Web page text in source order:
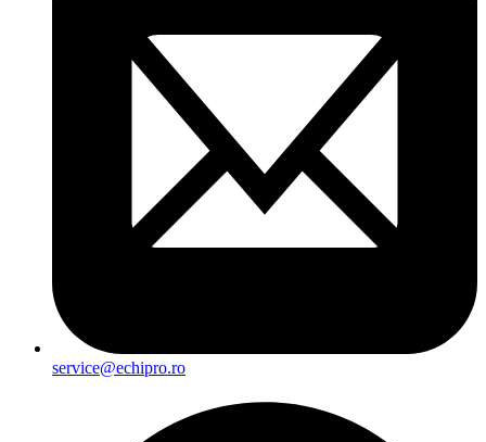
service@echipro.ro